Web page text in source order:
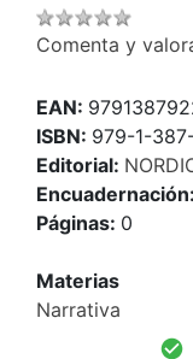
Comenta y
EAN:
ISBN: 979-1-
Editorial:
Encuadernación:
Páginas: 0
Materias
Narrativa